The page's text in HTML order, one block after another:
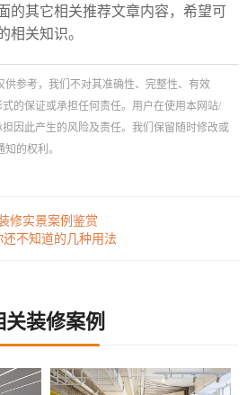
的其它相关推荐文章内容，希望可
相关知识。
供参考，我们不对其准确性、完整性、有效
的保证或承担任何责任。用户在使用本网站/
因此产生的风险及责任。我们保留随时修改或
的权利。
修实景案例鉴赏
不知道的几种用法
关装修案例